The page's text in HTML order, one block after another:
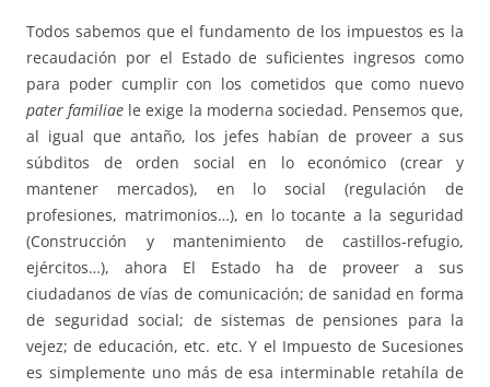
Todos sabemos que el fundamento de los impuestos es la
recaudación por el Estado de suficientes ingresos como
para poder cumplir con los cometidos que como nuevo
pater familiae le exige la moderna sociedad. Pensemos que,
al igual que antaño, los jefes habían de proveer a sus
súbditos de orden social en lo económico (crear y
mantener mercados), en lo social (regulación de
profesiones, matrimonios…), en lo tocante a la seguridad
(Construcción y mantenimiento de castillos-refugio,
ejércitos…), ahora El Estado ha de proveer a sus
ciudadanos de vías de comunicación; de sanidad en forma
de seguridad social; de sistemas de pensiones para la
vejez; de educación, etc. etc. Y el Impuesto de Sucesiones
es simplemente uno más de esa interminable retahíla de